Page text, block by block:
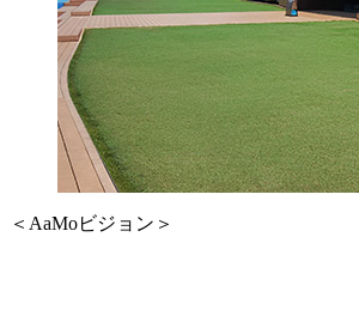
＜AaMoビジョン＞